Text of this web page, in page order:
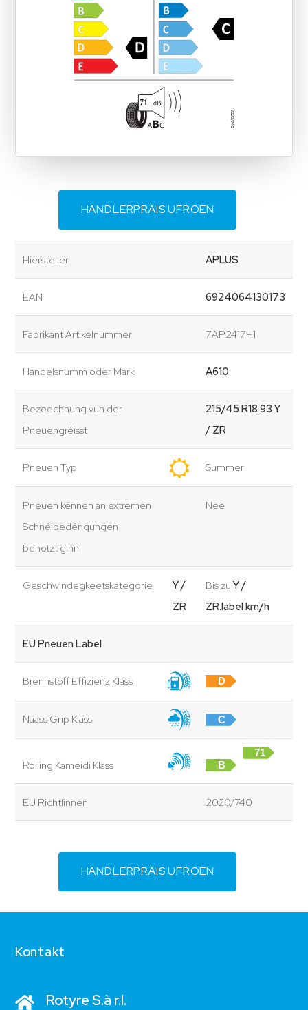
HÄNDLERPRÄIS UFROEN
Hiersteller APLUS
EAN 6924064130173
Fabrikant Artikelnummer 7AP2417H1
Handelsnumm oder Mark A610
Bezeechnung vun der
Pneuengréisst
215/45 R18 93 Y
/ ZR
Pneuen Typ Summer
Pneuen kënnen an extremen
Schnéibedéngungen
benotzt ginn
Nee
Geschwindegkeetskategorie
Y /
ZR
Bis zuY /
ZR.label km/h
EU Pneuen Label
Brennstoff Effizienz Klass D
Naass Grip Klass C
Rolling Kaméidi Klass B
71
EU Richtlinnen 2020/740
HÄNDLERPRÄIS UFROEN
Kontakt
Rotyre S.à r.l.